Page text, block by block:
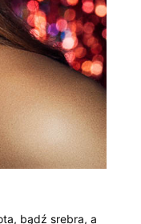
bądź srebra, a